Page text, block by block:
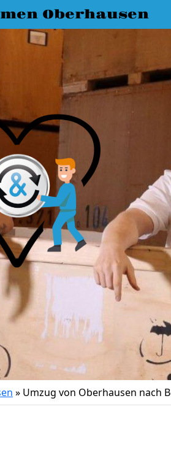
Oberhausen
» Umzug von Oberhausen nach